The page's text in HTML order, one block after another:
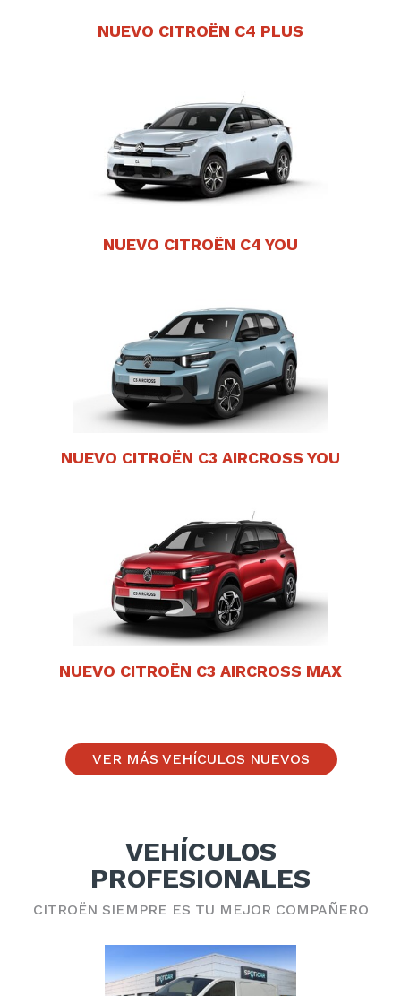
NUEVO CITROËN C4 PLUS
NUEVO CITROËN C4 YOU
NUEVO CITROËN C3 AIRCROSS YOU
NUEVO CITROËN C3 AIRCROSS MAX
VER MÁS VEHÍCULOS NUEVOS
VEHÍCULOS
PROFESIONALES
CITROËN SIEMPRE ES TU MEJOR COMPAÑERO